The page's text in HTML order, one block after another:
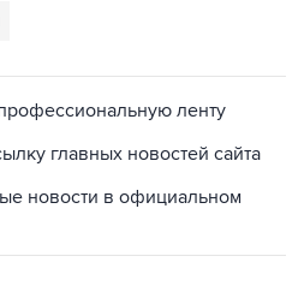
ленту
главных новостей сайта
новости в официальном